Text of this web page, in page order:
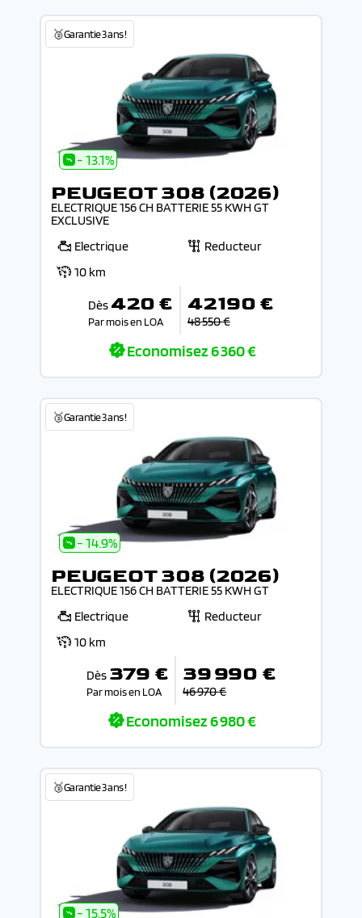
🥉Garantie 3 ans !
- 13.1%
PEUGEOT 308 (2026)
ELECTRIQUE 156 CH BATTERIE 55 KWH GT
EXCLUSIVE
Electrique
Reducteur
10 km
Dès 420 €
Par mois en LOA
42 190 €
48 550 €
Economisez6 360 €
🥉Garantie 3 ans !
- 14.9%
PEUGEOT 308 (2026)
ELECTRIQUE 156 CH BATTERIE 55 KWH GT
Electrique
Reducteur
10 km
Dès 379 €
Par mois en LOA
39 990 €
46 970 €
Economisez6 980 €
🥉Garantie 3 ans !
- 15.5%